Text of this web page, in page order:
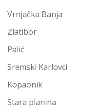
Vrnjačka Banja
Zlatibor
Palić
Sremski Karlovci
Kopaonik
Stara planina